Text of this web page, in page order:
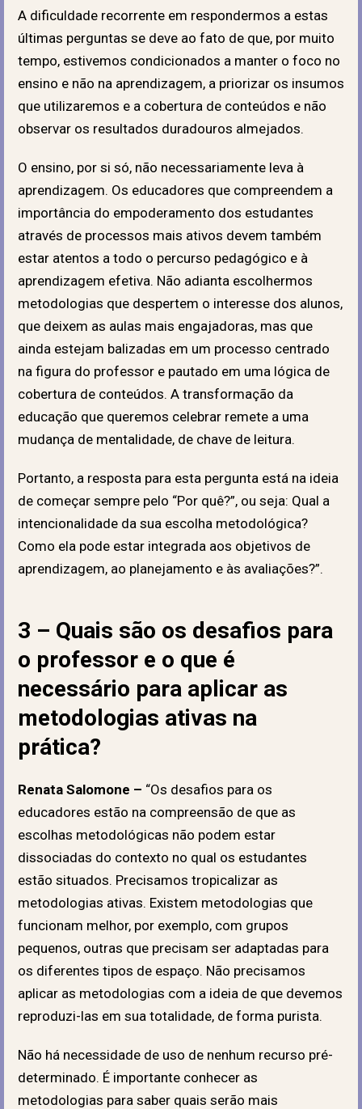
A dificuldade recorrente em respondermos a estas
últimas perguntas se deve ao fato de que, por muito
tempo, estivemos condicionados a manter o foco no
ensino e não na aprendizagem, a priorizar os insumos
que utilizaremos e a cobertura de conteúdos e não
observar os resultados duradouros almejados.
O ensino, por si só, não necessariamente leva à
aprendizagem. Os educadores que compreendem a
importância do empoderamento dos estudantes
através de processos mais ativos devem também
estar atentos a todo o percurso pedagógico e à
aprendizagem efetiva. Não adianta escolhermos
metodologias que despertem o interesse dos alunos,
que deixem as aulas mais engajadoras, mas que
ainda estejam balizadas em um processo centrado
na figura do professor e pautado em uma lógica de
cobertura de conteúdos. A transformação da
educação que queremos celebrar remete a uma
mudança de mentalidade, de chave de leitura.
Portanto, a resposta para esta pergunta está na ideia
de começar sempre pelo “Por quê?”, ou seja: Qual a
intencionalidade da sua escolha metodológica?
Como ela pode estar integrada aos objetivos de
aprendizagem, ao planejamento e às avaliações?”.
3 – Quais são os desafios para
o professor e o que é
necessário para aplicar as
metodologias ativas na
prática?
Renata Salomone – “Os desafios para os
educadores estão na compreensão de que as
escolhas metodológicas não podem estar
dissociadas do contexto no qual os estudantes
estão situados. Precisamos tropicalizar as
metodologias ativas. Existem metodologias que
funcionam melhor, por exemplo, com grupos
pequenos, outras que precisam ser adaptadas para
os diferentes tipos de espaço. Não precisamos
aplicar as metodologias com a ideia de que devemos
reproduzi-las em sua totalidade, de forma purista.
Não há necessidade de uso de nenhum recurso pré-
determinado. É importante conhecer as
metodologias para saber quais serão mais